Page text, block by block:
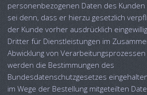
personenbezogenen Daten des
sei denn, dass er hierzu gesetzlich
der Kunde vorher ausdrücklich
Dritter für Dienstleistungen im
Abwicklung von
werden die Bestimmungen des
Bundesdatenschutzgesetzes
im Wege der Bestellung mitgeteilten